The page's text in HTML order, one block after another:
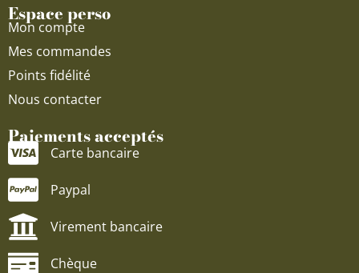
Espace perso
Mon compte
Mes commandes
Points fidélité
Nous contacter
Paiements acceptés
Carte bancaire
Paypal
Virement bancaire
Chèque